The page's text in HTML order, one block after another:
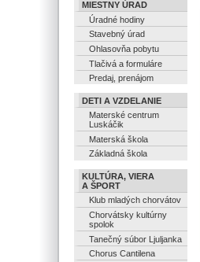
MIESTNY ÚRAD
Úradné hodiny
Stavebný úrad
Ohlasovňa pobytu
Tlačivá a formuláre
Predaj, prenájom
DETI A VZDELANIE
Materské centrum
Luskáčik
Materská škola
Základná škola
KULTÚRA, VIERA
A ŠPORT
Klub mladých chorvátov
Chorvátsky kultúrny
spolok
Tanečný súbor Ljuljanka
Chorus Cantilena